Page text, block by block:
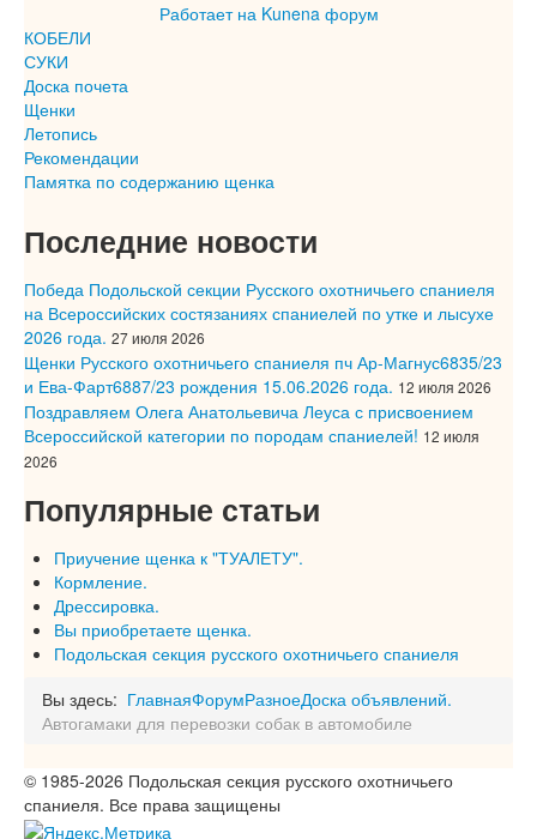
Работает на Kunena форум
КОБЕЛИ
СУКИ
Доска почета
Щенки
Летопись
Рекомендации
Памятка по содержанию щенка
Последние новости
Победа Подольской секции Русского охотничьего спаниеля
на Всероссийских состязаниях спаниелей по утке и лысухе
2026 года. 27 июля 2026
Щенки Русского охотничьего спаниеля пч Ар-Магнус6835/23
и Ева-Фарт6887/23 рождения 15.06.2026 года. 12 июля 2026
Поздравляем Олега Анатольевича Леуса с присвоением
Всероссийской категории по породам спаниелей! 12 июля
2026
Популярные статьи
Приучение щенка к "ТУАЛЕТУ".
Кормление.
Дрессировка.
Вы приобретаете щенка.
Подольская секция русского охотничьего спаниеля
Вы здесь: ГлавнаяФорумРазноеДоска объявлений.
Автогамаки для перевозки собак в автомобиле
© 1985-2026 Подольская секция русского охотничьего
спаниеля. Все права защищены